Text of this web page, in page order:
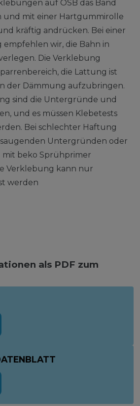
auf OSB das Band
und mit einer Hartgummirolle
kräftig andrücken. Bei einer
empfehlen wir, die Bahn in
Die Verklebung
die Lattung ist
der Dämmung aufzubringen.
sind die Untergründe und
und es müssen Klebetests
Bei schlechter Haftung
Untergründen oder
mit beko Sprühprimer
Verklebung kann nur
werden
als PDF zum